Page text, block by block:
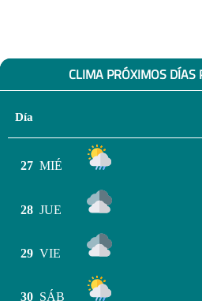
CLIMA PRÓXIMOS DÍAS
Día
27 MIÉ
28 JUE
29 VIE
30 SÁB